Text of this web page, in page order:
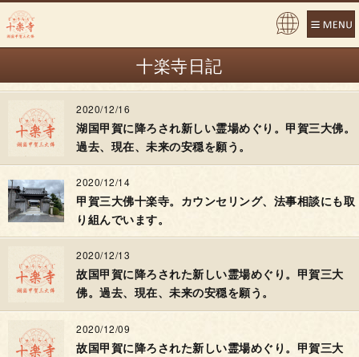
十楽寺日記
2020/12/16
湖国甲賀に降ろされ新しい霊場めぐり。甲賀三大佛。
過去、現在、未来の安穏を願う。
2020/12/14
甲賀三大佛十楽寺。カウンセリング、法事相談にも取
り組んでいます。
2020/12/13
故国甲賀に降ろされた新しい霊場めぐり。甲賀三大
佛。過去、現在、未来の安穏を願う。
2020/12/09
故国甲賀に降ろされた新しい霊場めぐり。甲賀三大